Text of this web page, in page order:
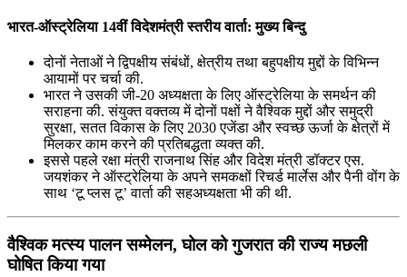
भारत-ऑस्‍ट्रेलिया 14वीं विदेशमंत्री स्‍तरीय वार्ता: मुख्य बिन्दु
दोनों नेताओं ने द्विपक्षीय संबंधों, क्षेत्रीय तथा बहुपक्षीय मुद्दों के विभिन्‍न
आयामों पर चर्चा की.
भारत ने उसकी जी-20 अध्‍यक्षता के लिए ऑस्‍ट्रेलिया के समर्थन की
सराहना की. संयुक्‍त वक्‍तव्‍य में दोनों पक्षों ने वैश्विक मुद्दों और समुद्री
सुरक्षा, सतत विकास के लिए 2030 एजेंडा और स्‍वच्‍छ ऊर्जा के क्षेत्रों में
मिलकर काम करने की प्रतिबद्धता व्‍यक्‍त की.
इससे पहले रक्षा मंत्री राजनाथ सिंह और विदेश मंत्री डॉक्‍टर एस.
जयशंकर ने ऑस्‍ट्रेलिया के अपने समकक्षों रिचर्ड मार्लेस और पैनी वोंग के
साथ ‘टू प्‍लस टू’ वार्ता की सहअध्‍यक्षता भी की थी.
वैश्विक मत्स्य पालन सम्मेलन, घोल को गुजरात की राज्य मछली
घोषित किया गया